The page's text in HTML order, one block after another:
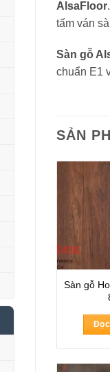
AlsaFloor
tấm ván
Sàn gỗ
chuẩn E1
SẢN
Sàn gỗ